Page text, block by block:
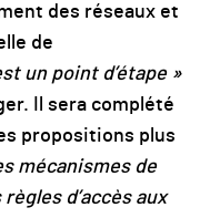
des réseaux et
de
un point d’étape »
Il sera complété
propositions plus
mécanismes de
d’accès aux